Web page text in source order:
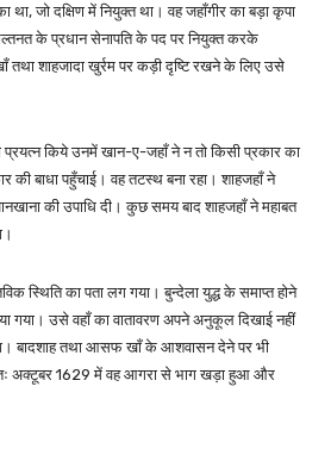
था, जो दक्षिण में नियुक्त था। वह जहाँगीर का बड़ा कृपा
के प्रधान सेनापति के पद पर नियुक्त करके
तथा शाहजादा खुर्रम पर कड़ी दृष्टि रखने के लिए उसे
किये उनमें खान-ए-जहाँ ने न तो किसी प्रकार का
की बाधा पहुँचाई। वह तटस्थ बना रहा। शाहजहाँ ने
की उपाधि दी। कुछ समय बाद शाहजहाँ ने महाबत
स्थिति का पता लग गया। बुन्देला युद्ध के समाप्त होने
गया। उसे वहाँ का वातावरण अपने अनुकूल दिखाई नहीं
बादशाह तथा आसफ खाँ के आशवासन देने पर भी
अक्टूबर 1629 में वह आगरा से भाग खड़ा हुआ और